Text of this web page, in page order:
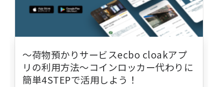
〜荷物預かりサービスecbo cloakアプ
リの利用方法〜コインロッカー代わりに
簡単4STEPで活用しよう！